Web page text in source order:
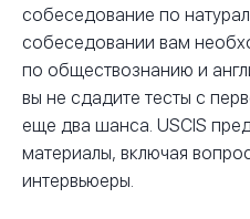
собеседование по
собеседовании вам
по обществознанию и
вы не сдадите тесты с
еще два шанса. USCIS
материалы, включая
интервьюеры.